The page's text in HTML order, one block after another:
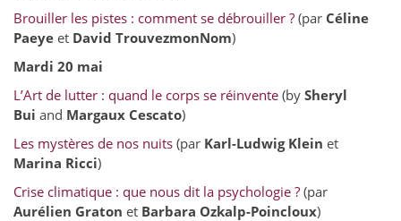
Brouiller les pistes : comment se débrouiller ? (par Céline
Paeye et David TrouvezmonNom)
Mardi 20 mai
L’Art de lutter : quand le corps se réinvente (by Sheryl
Bui and Margaux Cescato)
Les mystères de nos nuits (par Karl-Ludwig Klein et
Marina Ricci)
Crise climatique : que nous dit la psychologie ? (par
Aurélien Graton et Barbara Ozkalp-Poincloux)